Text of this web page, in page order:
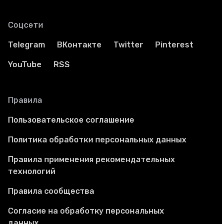
Соцсети
Telegram ВКонтакте Twitter Pinterest
YouTube RSS
Правила
Пользовательское соглашение
Политика обработки персональных данных
Правила применения рекомендательных
технологий
Правила сообщества
Согласие на обработку персональных